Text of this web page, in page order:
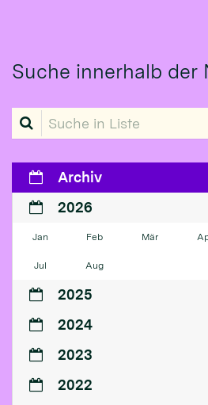
Suche innerhalb der
Suche in Liste
Archiv
2026
Jan Feb Mär
Jul Aug
2025
2024
2023
2022